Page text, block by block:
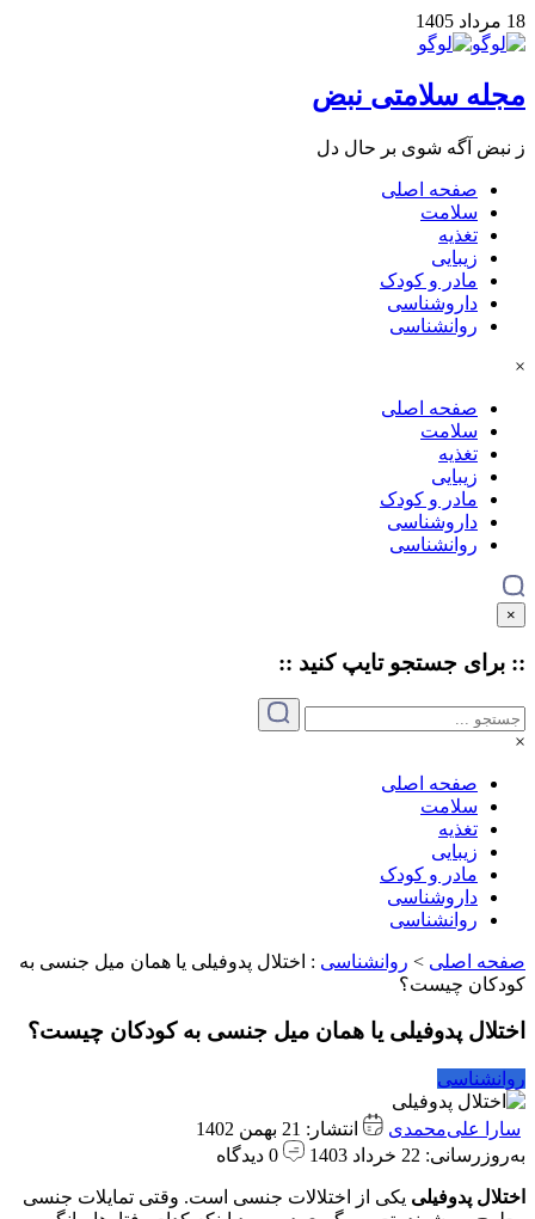
18 مرداد 1405
مجله سلامتی نبض
ز نبض آگه شوی بر حال دل
صفحه اصلی
سلامت
تغذیه
زیبایی
مادر و کودک
داروشناسی
روانشناسی
×
صفحه اصلی
سلامت
تغذیه
زیبایی
مادر و کودک
داروشناسی
روانشناسی
×
:: برای جستجو تایپکنید ::
×
صفحه اصلی
سلامت
تغذیه
زیبایی
مادر و کودک
داروشناسی
روانشناسی
صفحه اصلی > روانشناسی : اختلال پدوفیلی یا همان میل جنسی به
کودکان چیست؟
اختلال پدوفیلی یا همان میل جنسی به کودکان چیست؟
روانشناسی
سارا علی‌محمدی
انتشار: 21 بهمن 1402
به‌روزرسانی: 22 خرداد 1403
اختلال پدوفیلی یکی از اختلالات جنسی است. وقتی تمایلات جنسی